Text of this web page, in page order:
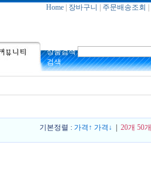
Home 장바구니 주문배송조회
상품검색
검색
기본정렬 : 가격↑ 가격↓ 20개 50개